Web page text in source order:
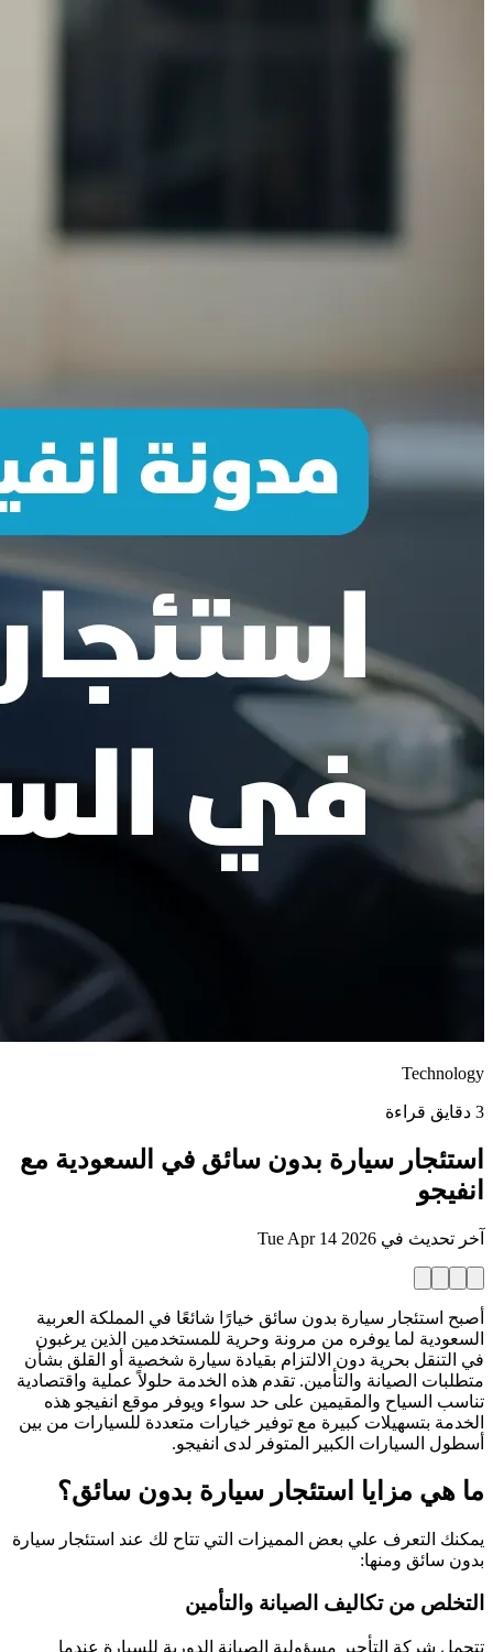
Technology
3 دقايق قراءة
استئجار سيارة بدون سائق في السعودية مع
انفيجو
آخر تحديث في Tue Apr 14 2026
أصبح استئجار سيارة بدون سائق خيارًا شائعًا في المملكة العربية
السعودية لما يوفره من مرونة وحرية للمستخدمين الذين يرغبون
في التنقل بحرية دون الالتزام بقيادة سيارة شخصية أو القلق بشأن
متطلبات الصيانة والتأمين. تقدم هذه الخدمة حلولاً عملية واقتصادية
تناسب السياح والمقيمين على حد سواء ويوفر موقع انفيجو هذه
الخدمة بتسهيلات كبيرة مع توفير خيارات متعددة للسيارات من بين
أسطول السيارات الكبير المتوفر لدى انفيجو.
ما هي مزايا استئجار سيارة بدون سائق؟
يمكنك التعرف علي بعض المميزات التي تتاح لك عند استئجار سيارة
بدون سائق ومنها:
التخلص من تكاليف الصيانة والتأمين
تتحمل شركة التأجير مسؤولية الصيانة الدورية للسيارة عندما